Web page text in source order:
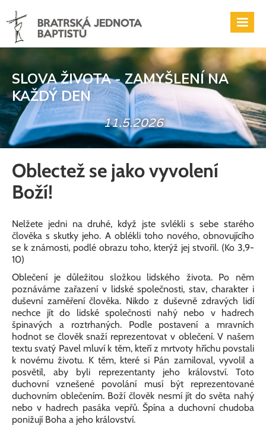
SLOVA ŽIVOTA - ZAMYŠLENÍ NA
KAŽDÝ DEN
11.5.2026
Oblectež se jako vyvolení
Boží!
Nelžete jedni na druhé, když jste svlékli s sebe starého
člověka s skutky jeho. A oblékli toho nového, obnovujícího
se k známosti, podlé obrazu toho, kterýž jej stvořil. (Ko 3,9-
10)
Oblečení je důležitou složkou lidského života. Po něm
poznáváme zařazení v lidské společnosti, stav, charakter i
duševní zaměření člověka. Nikdo z duševně zdravých lidí
nechce jít do lidské společnosti nahý nebo v hadrech
špinavých a roztrhaných. Podle postavení a mravních
hodnot se člověk snaží reprezentovat v oblečení. V našem
textu svatý Pavel mluví k těm, kteří z mrtvoty hříchu povstali
k novému životu. K těm, které si Pán zamiloval, vyvolil a
posvětil, aby byli reprezentanty jeho království. Toto
duchovní vznešené povolání musí být reprezentované
duchovním oblečením. Boží člověk nesmí jít do světa nahý
nebo v hadrech pasáka vepřů. Špína a duchovní chudoba
ponižují Boha a jeho království.